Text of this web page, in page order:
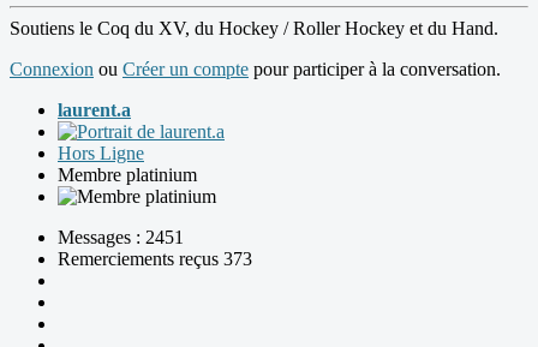
Soutiens le Coq du XV, du Hockey / Roller Hockey et du Hand.
Connexion ou Créer un compte pour participer à la conversation.
laurent.a
Hors Ligne
Membre platinium
Messages : 2451
Remerciements reçus 373